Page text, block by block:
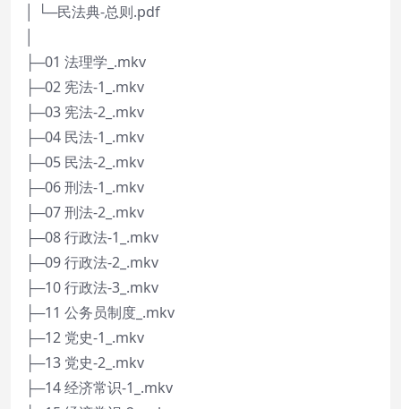
│ └─民法典-总则.pdf
├─01 法理学_.mkv
├─02 宪法-1_.mkv
├─03 宪法-2_.mkv
├─04 民法-1_.mkv
├─05 民法-2_.mkv
├─06 刑法-1_.mkv
├─07 刑法-2_.mkv
├─08 行政法-1_.mkv
├─09 行政法-2_.mkv
├─10 行政法-3_.mkv
├─11 公务员制度_.mkv
├─12 党史-1_.mkv
├─13 党史-2_.mkv
├─14 经济常识-1_.mkv